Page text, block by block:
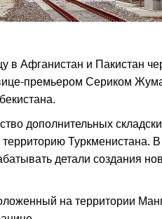
в Афганистан и Пакистан
премьером Сериком
дополнительных
Туркменистана.
детали создания
на территории